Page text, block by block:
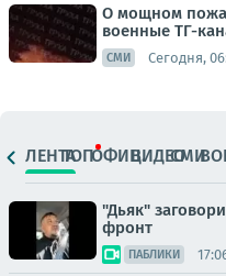
О мощном
военные ТГ-
СМИ Сегодня,
ЛЕНТАТОПОФИЦ.ВИДЕОСМИ
"Дьяк"
фронт
ПАБЛИКИ